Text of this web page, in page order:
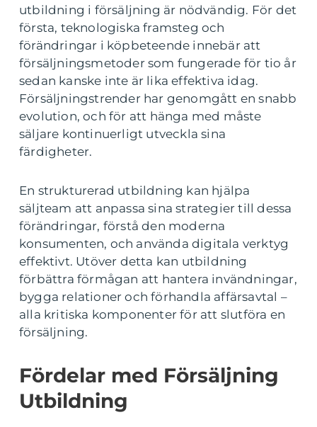
utbildning i försäljning är nödvändig. För det
första, teknologiska framsteg och
förändringar i köpbeteende innebär att
försäljningsmetoder som fungerade för tio år
sedan kanske inte är lika effektiva idag.
Försäljningstrender har genomgått en snabb
evolution, och för att hänga med måste
säljare kontinuerligt utveckla sina
färdigheter.
En strukturerad utbildning kan hjälpa
säljteam att anpassa sina strategier till dessa
förändringar, förstå den moderna
konsumenten, och använda digitala verktyg
effektivt. Utöver detta kan utbildning
förbättra förmågan att hantera invändningar,
bygga relationer och förhandla affärsavtal –
alla kritiska komponenter för att slutföra en
försäljning.
Fördelar med Försäljning
Utbildning